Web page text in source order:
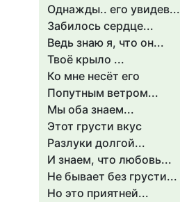
Однажды.. его увидев...
Забилось сердце...
Ведь знаю я, что он...
Твоё крыло ...
Ко мне несёт его
Попутным ветром...
Мы оба знаем...
Этот грусти вкус
Разлуки долгой...
И знаем, что любовь...
Не бывает без грусти...
Но это приятней...